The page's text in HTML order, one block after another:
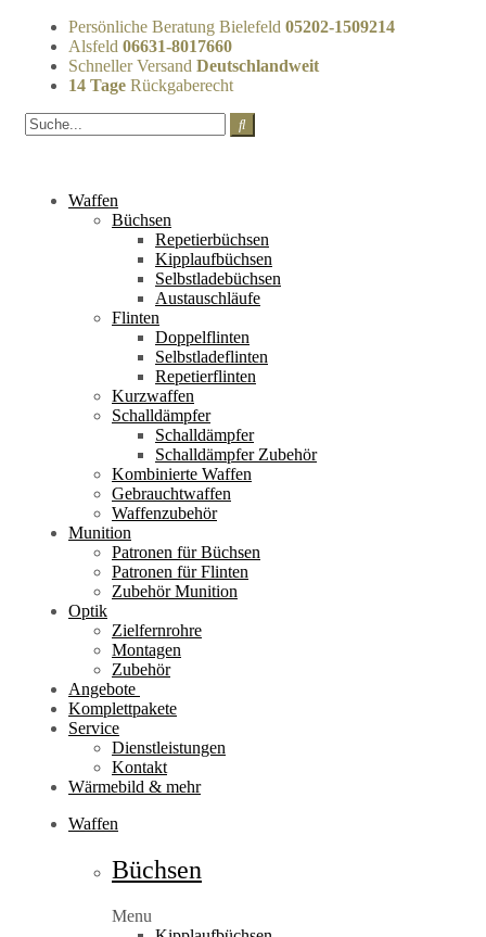
Persönliche Beratung Bielefeld 05202-1509214
Alsfeld 06631-8017660
Schneller Versand Deutschlandweit
14 Tage Rückgaberecht
Waffen
Büchsen
Repetierbüchsen
Kipplaufbüchsen
Selbstladebüchsen
Austauschläufe
Flinten
Doppelflinten
Selbstladeflinten
Repetierflinten
Kurzwaffen
Schalldämpfer
Schalldämpfer
Schalldämpfer Zubehör
Kombinierte Waffen
Gebrauchtwaffen
Waffenzubehör
Munition
Patronen für Büchsen
Patronen für Flinten
Zubehör Munition
Optik
Zielfernrohre
Montagen
Zubehör
Angebote
Komplettpakete
Service
Dienstleistungen
Kontakt
Wärmebild & mehr
Waffen
Büchsen
Menu